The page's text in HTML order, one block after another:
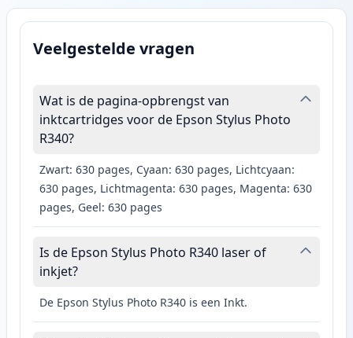
Veelgestelde vragen
Wat is de pagina-opbrengst van
inktcartridges voor de Epson Stylus Photo
R340?
Zwart: 630 pages, Cyaan: 630 pages, Lichtcyaan:
630 pages, Lichtmagenta: 630 pages, Magenta: 630
pages, Geel: 630 pages
Is de Epson Stylus Photo R340 laser of
inkjet?
De Epson Stylus Photo R340 is een Inkt.